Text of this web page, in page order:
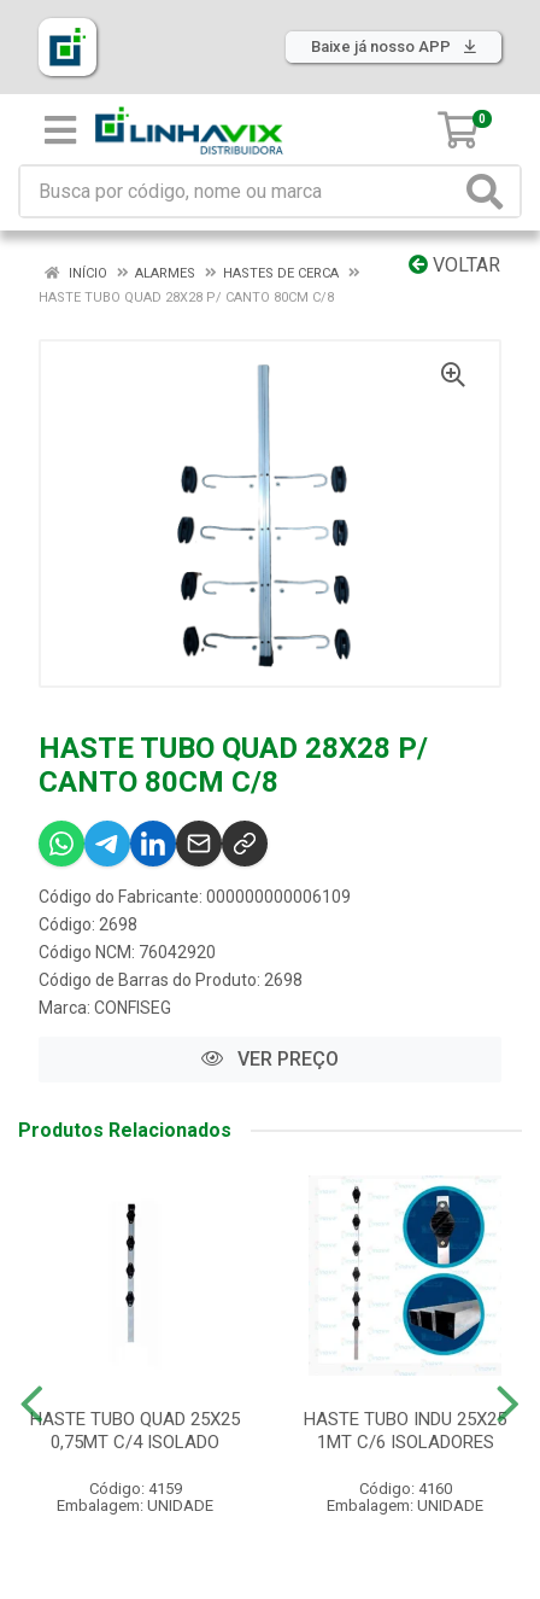
Baixe já nosso APP
0
VOLTAR
INÍCIO ALARMES
HASTES DE CERCA
HASTE TUBO QUAD 28X28 P/ CANTO 80CM C/8
HASTE TUBO QUAD 28X28 P/
CANTO 80CM C/8
Código do Fabricante: 000000000006109
Código: 2698
Código NCM: 76042920
Código de Barras do Produto: 2698
Marca: CONFISEG
VER PREÇO
Produtos Relacionados
HASTE TUBO QUAD 25X25
0,75MT C/4 ISOLADO
Código: 4159
Embalagem: UNIDADE
HASTE TUBO INDU 25X25
1MT C/6 ISOLADORES
Código: 4160
Embalagem: UNIDADE